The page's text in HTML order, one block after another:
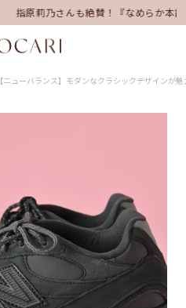
指原莉乃さんも絶賛！『なめらか本舗
【ニューバランス】モダンなクラシックデザインが